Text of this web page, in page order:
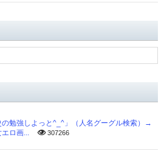
の勉強しよっと^_^」（人名グーグル検索）→
ロ画...
307266